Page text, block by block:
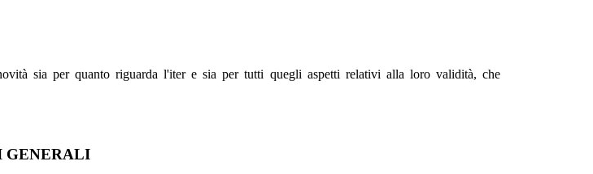
sia per quanto riguarda l'iter e sia per tutti quegli aspetti relativi alla loro validità, che
GENERALI